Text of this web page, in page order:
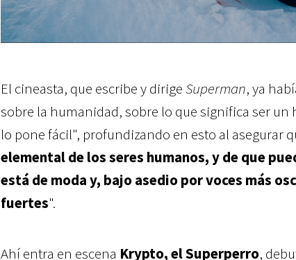
El cineasta, que escribe y dirigeSuperman, ya
sobre la humanidad, sobre lo que significa ser
lo pone fácil", profundizando en esto al asegurar
elemental de los seres humanos, y de que
está de moda y, bajo asedio por voces más
fuertes".
Ahí entra en escena Krypto, el Superperro,